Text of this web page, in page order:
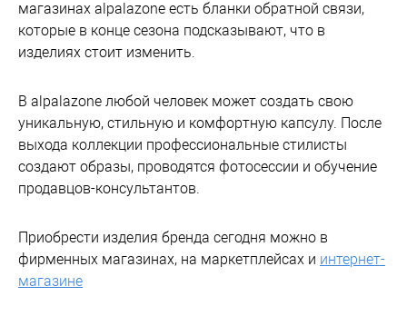
магазинах alpalazone есть бланки обратной связи,
которые в конце сезона подсказывают, что в
изделиях стоит изменить.
В alpalazone любой человек может создать свою
уникальную, стильную и комфортную капсулу. После
выхода коллекции профессиональные стилисты
создают образы, проводятся фотосессии и обучение
продавцов-консультантов.
Приобрести изделия бренда сегодня можно в
фирменных магазинах, на маркетплейсах и интернет-
магазине